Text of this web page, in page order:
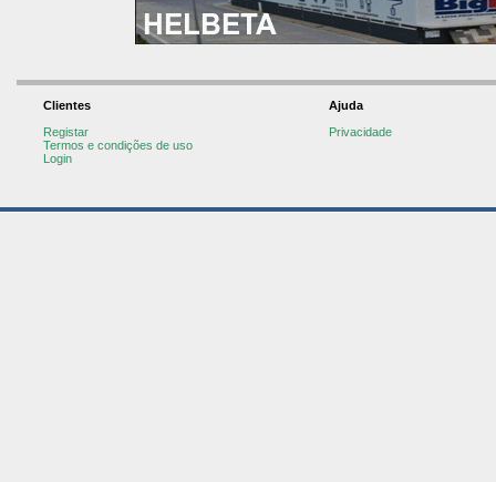
Clientes
Registar
Termos e condições de uso
Login
Ajuda
Privacidade